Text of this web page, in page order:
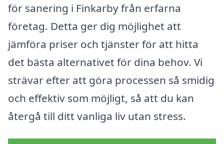
för sanering i Finkarby från erfarna
företag. Detta ger dig möjlighet att
jämföra priser och tjänster för att hitta
det bästa alternativet för dina behov. Vi
strävar efter att göra processen så smidig
och effektiv som möjligt, så att du kan
återgå till ditt vanliga liv utan stress.